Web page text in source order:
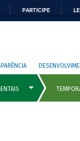
PARTICIPE